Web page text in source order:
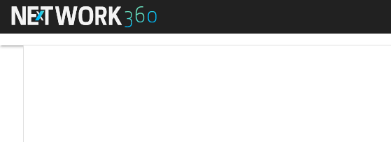
Menú Construmat reúne en